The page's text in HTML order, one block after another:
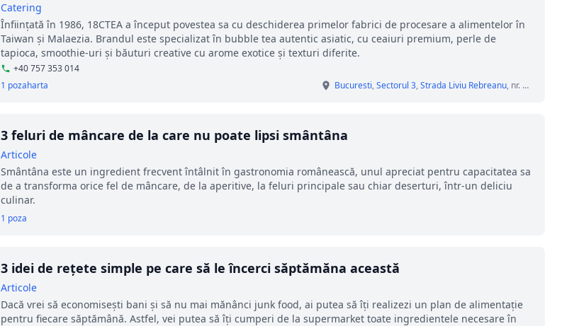
Catering
Înființată în 1986, 18CTEA a început povestea sa cu deschiderea primelor fabrici de procesare a alimentelor în
Taiwan și Malaezia. Brandul este specializat în bubble tea autentic asiatic, cu ceaiuri premium, perle de
tapioca, smoothie-uri și băuturi creative cu arome exotice și texturi diferite.
+40 757 353 014
1 pozaharta Bucuresti,Sectorul 3,Strada Liviu Rebreanu, nr. 4, ParkLake Shopping City,
3 feluri de mâncare de la care nu poate lipsi smântâna
Articole
Smântâna este un ingredient frecvent întâlnit în gastronomia românească, unul apreciat pentru capacitatea sa
de a transforma orice fel de mâncare, de la aperitive, la feluri principale sau chiar deserturi, într-un deliciu
culinar.
1 poza
3 idei de rețete simple pe care să le încerci săptămăna această
Articole
Dacă vrei să economisești bani și să nu mai mănânci junk food, ai putea să îți realizezi un plan de alimentație
pentru fiecare săptămână. Astfel, vei putea să îți cumperi de la supermarket toate ingredientele necesare în